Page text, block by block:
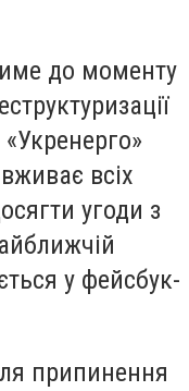
до моменту
всіх
угоди з
у фейсбук-
припинення